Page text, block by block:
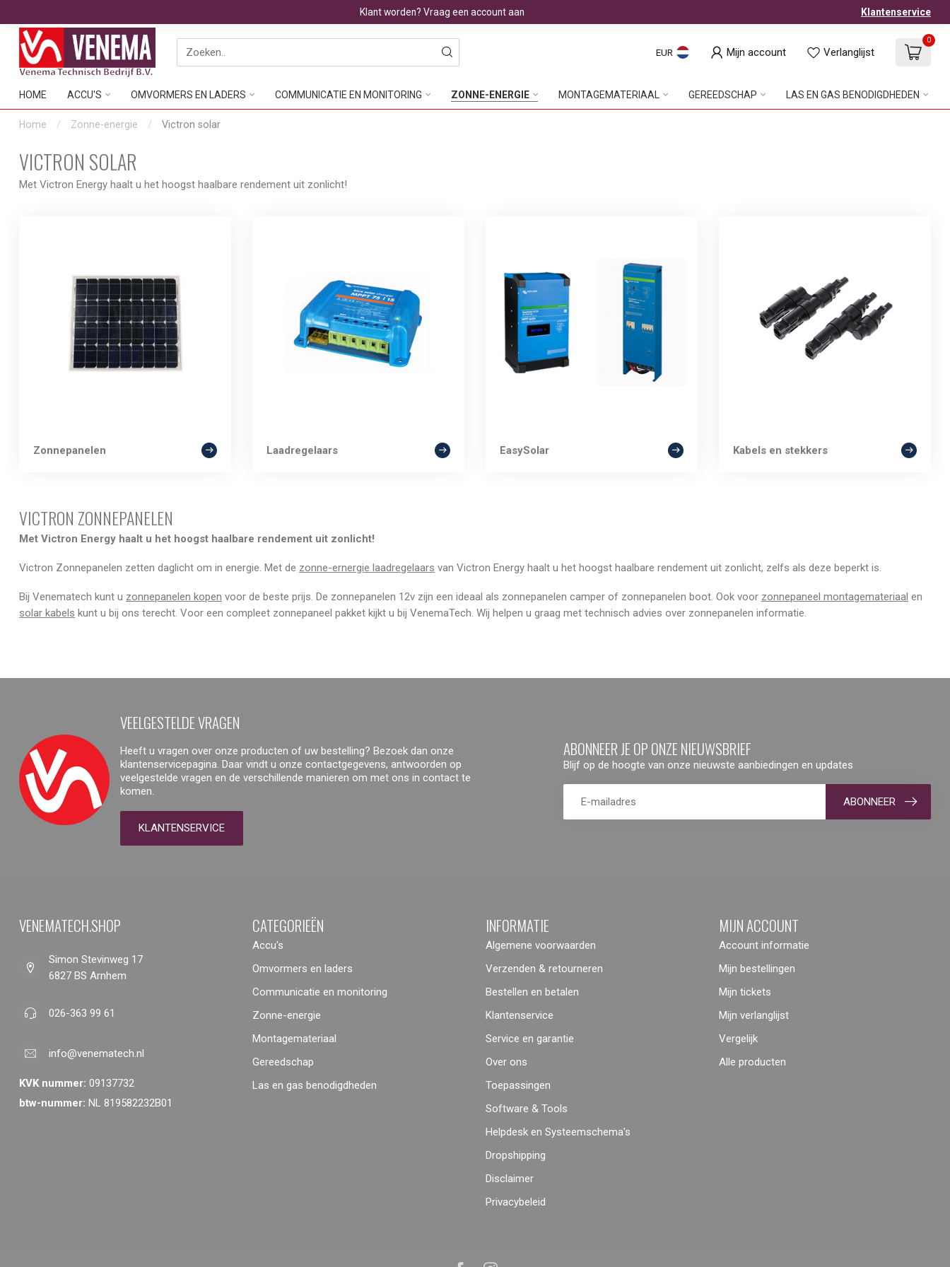
Klant worden? Vraag een account aan Klantenservice
EUR Mijn account Verlanglijst
0
HOME ACCU'S OMVORMERS EN LADERS COMMUNICATIE EN MONITORING ZONNE-ENERGIE MONTAGEMATERIAAL GEREEDSCHAP LAS EN GAS BENODIGDHEDEN
Home / Zonne-energie / Victron solar
VICTRON SOLAR
Met Victron Energy haalt u het hoogst haalbare rendement uit zonlicht!
Zonnepanelen Laadregelaars EasySolar Kabels en stekkers
VICTRON ZONNEPANELEN
Met Victron Energy haalt u het hoogst haalbare rendement uit zonlicht!
Victron Zonnepanelen zetten daglicht om in energie. Met de zonne-ernergie laadregelaars van Victron Energy haalt u het hoogst haalbare rendement uit zonlicht, zelfs als deze beperkt is.
Bij Venematech kunt u zonnepanelen kopen voor de beste prijs. De zonnepanelen 12v zijn een ideaal als zonnepanelen camper of zonnepanelen boot. Ook voor zonnepaneel montagemateriaal en
solar kabels kunt u bij ons terecht. Voor een compleet zonnepaneel pakket kijkt u bij VenemaTech. Wij helpen u graag met technisch advies over zonnepanelen informatie.
VEELGESTELDE VRAGEN
Heeft u vragen over onze producten of uw bestelling? Bezoek dan onze
klantenservicepagina. Daar vindt u onze contactgegevens, antwoorden op
veelgestelde vragen en de verschillende manieren om met ons in contact te
komen.
KLANTENSERVICE
ABONNEER JE OP ONZE NIEUWSBRIEF
Blijf op de hoogte van onze nieuwste aanbiedingen en updates
ABONNEER
VENEMATECH.SHOP
Simon Stevinweg 17
6827 BS Arnhem
026-363 99 61
info@venematech.nl
KVK nummer: 09137732
btw-nummer: NL 819582232B01
CATEGORIEËN
Accu's
Omvormers en laders
Communicatie en monitoring
Zonne-energie
Montagemateriaal
Gereedschap
Las en gas benodigdheden
INFORMATIE
Algemene voorwaarden
Verzenden & retourneren
Bestellen en betalen
Klantenservice
Service en garantie
Over ons
Toepassingen
Software & Tools
Helpdesk en Systeemschema's
Dropshipping
Disclaimer
Privacybeleid
MIJN ACCOUNT
Account informatie
Mijn bestellingen
Mijn tickets
Mijn verlanglijst
Vergelijk
Alle producten